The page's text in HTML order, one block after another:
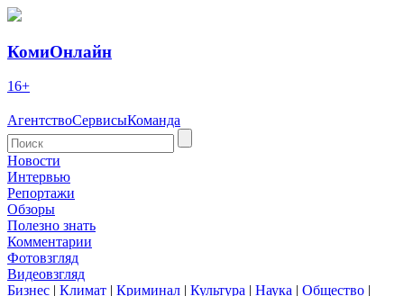
КомиОнлайн
16+
АгентствоСервисыКоманда
Новости
Интервью
Репортажи
Обзоры
Полезно знать
Комментарии
Фотовзгляд
Видеовзгляд
Бизнес | Климат | Криминал | Культура | Наука | Общество |